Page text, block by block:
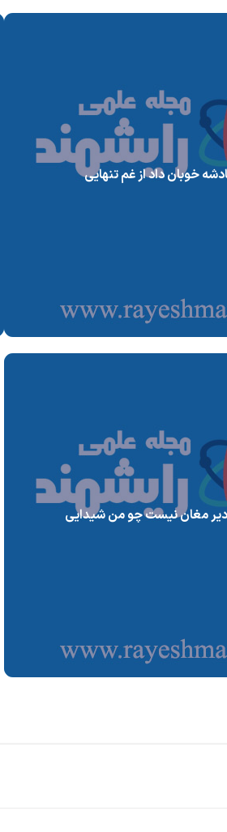
خوبان داد از غم تنهایی
مغان نیست چو من شیدایی